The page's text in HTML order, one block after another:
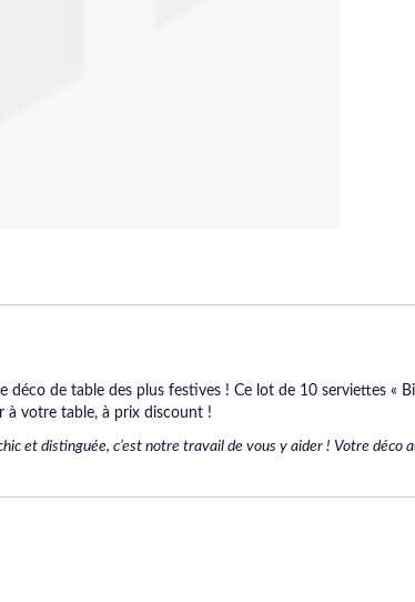
de table des plus festives ! Ce lot de 10 serviettes «
à votre table, à prix discount !
et distinguée, c’est notre travail de vous y aider ! Votre déco